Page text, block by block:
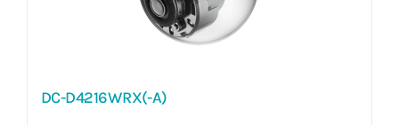
DC-D4216WRX(-A)